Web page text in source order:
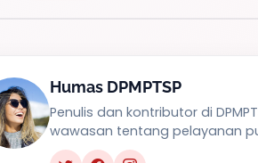
Humas DPMPTSP
Penulis dan kontributor di
wawasan tentang pelayanan